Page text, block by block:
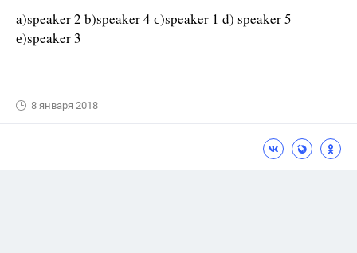
a)speaker 2 b)speaker 4 с)speaker 1 d) speaker 5
е)speaker 3
8 января 2018